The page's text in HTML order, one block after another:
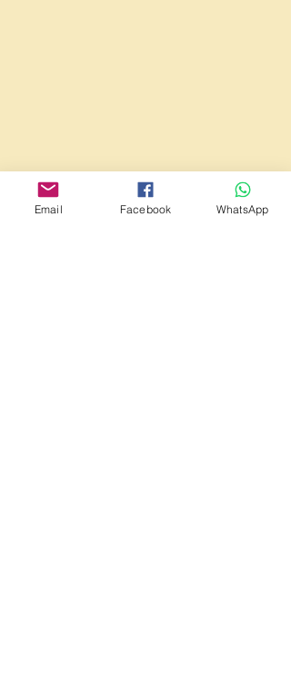
Email Facebook WhatsApp